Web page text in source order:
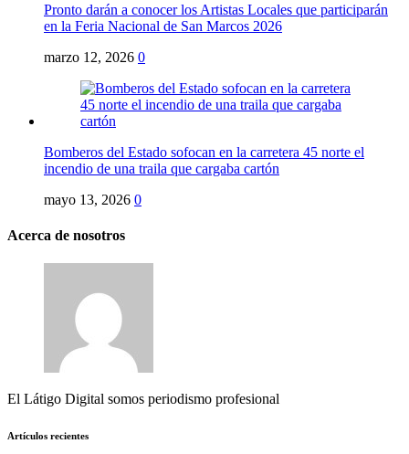
Pronto darán a conocer los Artistas Locales que participarán
en la Feria Nacional de San Marcos 2026
marzo 12, 2026 0
Bomberos del Estado sofocan en la carretera 45 norte el
incendio de una traila que cargaba cartón
mayo 13, 2026 0
Acerca de nosotros
El Látigo Digital somos periodismo profesional
Artículos recientes